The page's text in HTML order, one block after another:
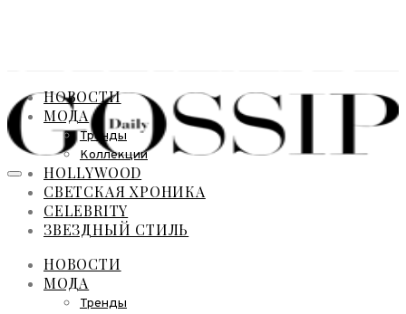
НОВОСТИ
МОДА
Тренды
Коллекции
HOLLYWOOD
СВЕТСКАЯ ХРОНИКА
CELEBRITY
ЗВЕЗДНЫЙ СТИЛЬ
НОВОСТИ
МОДА
Тренды